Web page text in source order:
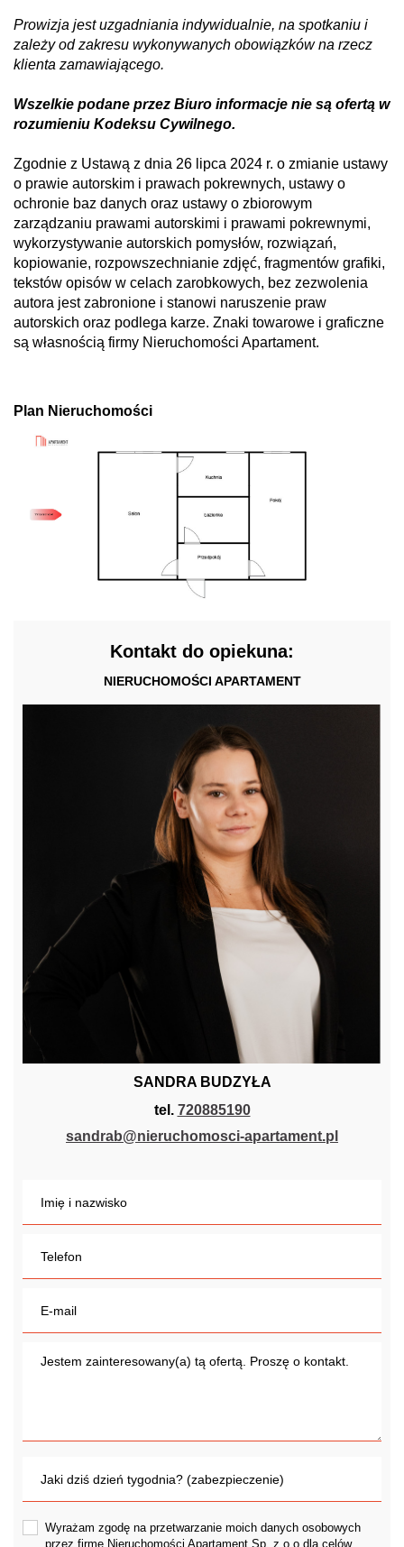
Prowizja jest uzgadniania indywidualnie, na spotkaniu i
zależy od zakresu wykonywanych obowiązków na rzecz
klienta zamawiającego.
Wszelkie podane przez Biuro informacje nie są ofertą w
rozumieniu Kodeksu Cywilnego.
Zgodnie z Ustawą z dnia 26 lipca 2024 r. o zmianie ustawy
o prawie autorskim i prawach pokrewnych, ustawy o
ochronie baz danych oraz ustawy o zbiorowym
zarządzaniu prawami autorskimi i prawami pokrewnymi,
wykorzystywanie autorskich pomysłów, rozwiązań,
kopiowanie, rozpowszechnianie zdjęć, fragmentów grafiki,
tekstów opisów w celach zarobkowych, bez zezwolenia
autora jest zabronione i stanowi naruszenie praw
autorskich oraz podlega karze. Znaki towarowe i graficzne
są własnością firmy Nieruchomości Apartament.
Plan Nieruchomości
Kontakt do opiekuna:
NIERUCHOMOŚCI APARTAMENT
SANDRA BUDZYŁA
tel. 720885190
sandrab@nieruchomosci-apartament.pl
Wyrażam zgodę na przetwarzanie moich danych osobowych
przez firmę Nieruchomości Apartament Sp. z o.o dla celów